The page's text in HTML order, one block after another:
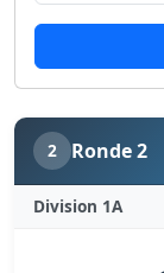
2 Ronde 2
Division 1A